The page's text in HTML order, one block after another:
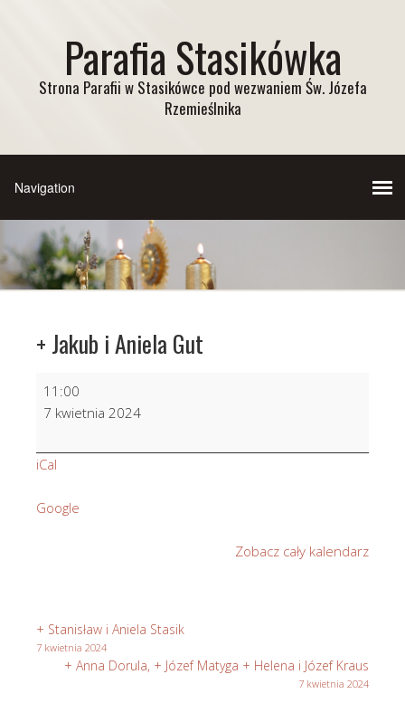
Parafia Stasikówka
Strona Parafii w Stasikówce pod wezwaniem Św. Józefa
Rzemieślnika
+ Jakub i Aniela Gut
Jakub
Gut
11:00
7 kwietnia 2024
iCal
Google
Zobacz cały kalendarz
+ Stanisław i Aniela Stasik
7 kwietnia 2024
+ Anna Dorula, + Józef Matyga + Helena i Józef Kraus
7 kwietnia 2024